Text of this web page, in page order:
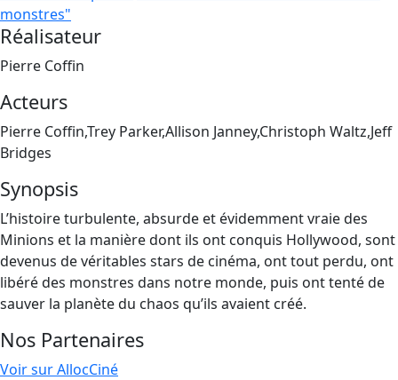
monstres"
Réalisateur
Pierre Coffin
Acteurs
Pierre Coffin,Trey Parker,Allison Janney,Christoph Waltz,Jeff
Bridges
Synopsis
L’histoire turbulente, absurde et évidemment vraie des
Minions et la manière dont ils ont conquis Hollywood, sont
devenus de véritables stars de cinéma, ont tout perdu, ont
libéré des monstres dans notre monde, puis ont tenté de
sauver la planète du chaos qu’ils avaient créé.
Nos Partenaires
Voir sur AllocCiné